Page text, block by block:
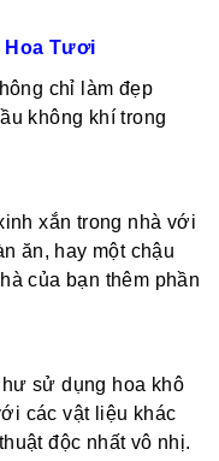
Hoa Tươi
chỉ làm đẹp
không khí trong
xắn trong nhà với
ăn, hay một chậu
của bạn thêm phần
sử dụng hoa khô
các vật liệu khác
độc nhất vô nhị.